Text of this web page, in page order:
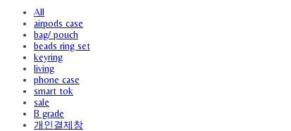
All
airpods case
bag/ pouch
beads ring set
keyring
living
phone case
smart tok
sale
B grade
개인결제창